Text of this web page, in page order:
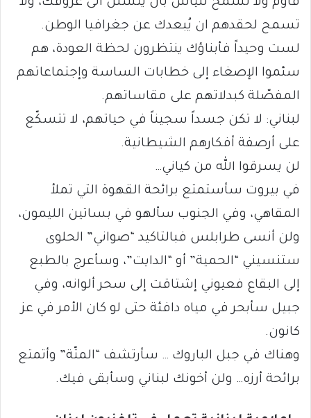
قاوم ولا تسمح لليأس بان يتسلّل الى عروقك، ولا
تسمح لحقدهم ان يُبعدك عن جغرافيا الوطن.
لست وحيداً فأبناؤك ينتظرون لحظة العودة، هم
سئموا الإصغاء إلى خطابات الساسة وإجتماعاتهم
المفصّلة كبدلاتهم على مقاساتهم.
لبناني: لا تكن جسداً سجيناً في حياتهم، لا تتسكّع
على أرصفة أفكارهم الشيطانية.
لن يسرقوا الله من كياني…
في بيروت سأستمتع برائحة القهوة التي تملأ
المقاهي، وفي الجنوب سألهو في بساتين الليمون،
ولن أنسى طرابلس فبالتاكيد “صواني” الحلوى
ستنسيني “الحمية” أو “الدايت”، وسأعرج بالطبع
إلى البقاع فعيوني إشتاقت إلى سحر ألوانه، وفي
جبيل سأبحر في مياه دافئة حتى لو كان الأمر في عز
كانون.
وهناك في جبل الباروك … سأرتشف “المتّة” وأتمتع
برائحة أرزه… ولن أخونك لبناني وسأبقى فيك.